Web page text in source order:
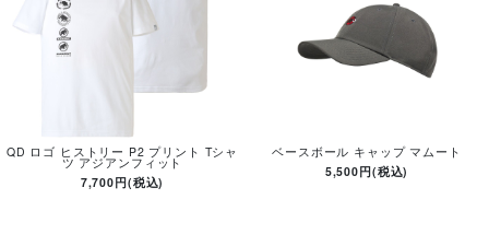
QD ロゴ ヒストリー P2 プリント Tシャ
ツ アジアンフィット
7,700円(税込)
ベースボール キャップ マムート
5,500円(税込)